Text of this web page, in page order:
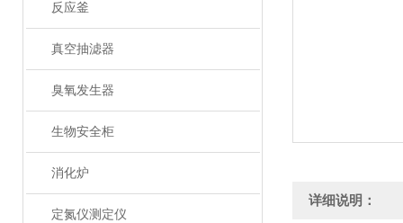
反应釜
真空抽滤器
臭氧发生器
生物安全柜
消化炉
定氮仪测定仪
详细说明：